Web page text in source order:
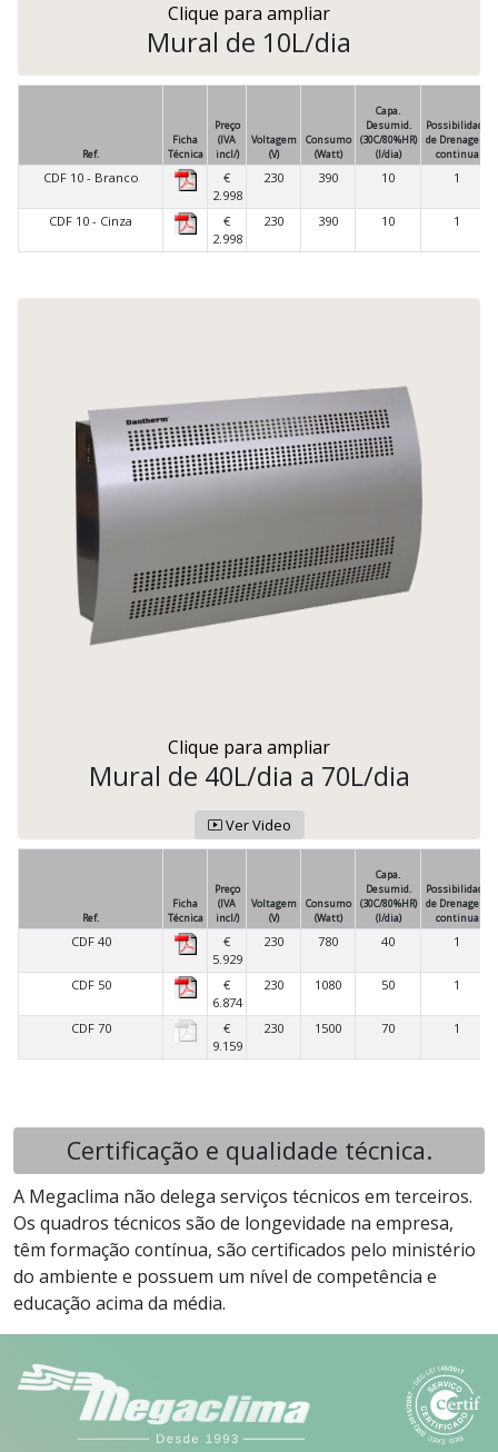
Clique para ampliar
Mural de 10L/dia
Ref.
Ficha
Técnica
Preço
(IVA
incl/)
Voltagem
(V)
Consumo
(Watt)
Capa.
Desumid.
(30C/80%HR)
(l/dia)
Possibilidade
de Drenagem
continua
CDF 10 - Branco
€
2.998
230 390 10 1
CDF 10 - Cinza
€
2.998
230 390 10 1
Clique para ampliar
Mural de 40L/dia a 70L/dia
Ver Video
Ref.
Ficha
Técnica
Preço
(IVA
incl/)
Voltagem
(V)
Consumo
(Watt)
Capa.
Desumid.
(30C/80%HR)
(l/dia)
Possibilidade
de Drenagem
continua
CDF 40
€
5.929
230 780 40 1
CDF 50
€
6.874
230 1080 50 1
CDF 70
€
9.159
230 1500 70 1
Certificação e qualidade técnica.
A Megaclima não delega serviços técnicos em terceiros.
Os quadros técnicos são de longevidade na empresa,
têm formação contínua, são certificados pelo ministério
do ambiente e possuem um nível de competência e
educação acima da média.